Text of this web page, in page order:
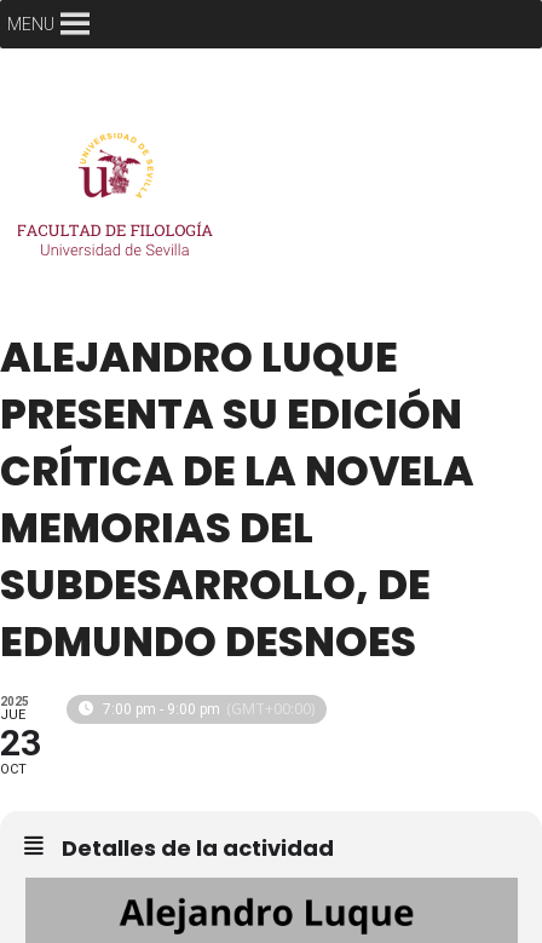
MENU
ALEJANDRO LUQUE
PRESENTA SU EDICIÓN
CRÍTICA DE LA NOVELA
MEMORIAS DEL
SUBDESARROLLO, DE
EDMUNDO DESNOES
2025
JUE
23
OCT
7:00 pm - 9:00 pm (GMT+00:00)
Detalles de la actividad